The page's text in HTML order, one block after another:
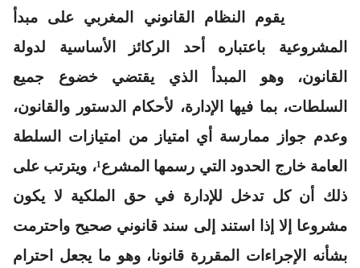
يقوم النظام القانوني المغربي على مبدأ
المشروعية باعتباره أحد الركائز الأساسية لدولة
القانون، وهو المبدأ الذي يقتضي خضوع جميع
السلطات، بما فيها الإدارة، لأحكام الدستور والقانون،
وعدم جواز ممارسة أي امتياز من امتيازات السلطة
العامة خارج الحدود التي رسمها المشرع¹، ويترتب على
ذلك أن كل تدخل للإدارة في حق الملكية لا يكون
مشروعا إلا إذا استند إلى سند قانوني صحيح واحترمت
بشأنه الإجراءات المقررة قانونا، وهو ما يجعل احترام